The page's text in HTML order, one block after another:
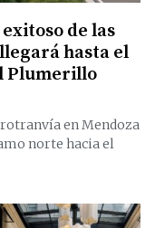
de las
hasta el
Plumerillo
en Mendoza
norte hacia el